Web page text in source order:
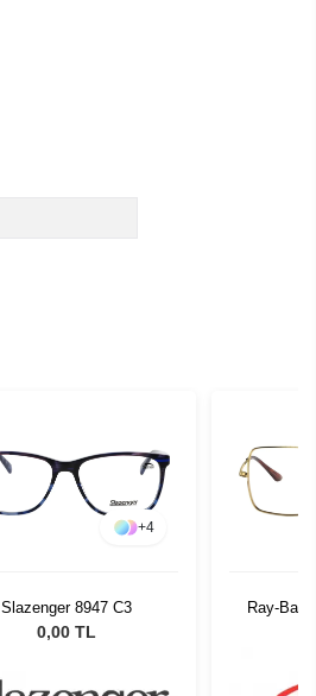
+4
Slazenger 8947 C3
0,00 TL
Ray-Ban